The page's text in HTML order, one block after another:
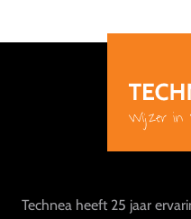
Technea heeft 25 jaar